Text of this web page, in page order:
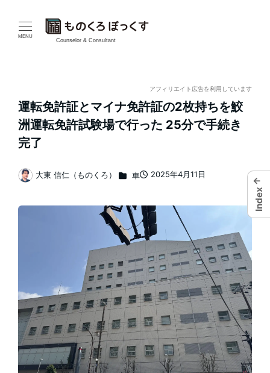
MENU
Counselor & Consultant
アフィリエイト広告を利用しています
運転免許証とマイナ免許証の2枚持ちを鮫
洲運転免許試験場で行った 25分で手続き
完了
2025年4月11日
著
大東 信仁（ものくろ） カテゴリー
車 ←
Index